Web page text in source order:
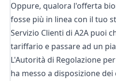
Oppure, qualora l'offerta
fosse più in linea con il tuo
Servizio Clienti di A2A puoi
tariffario e passare ad un
L'Autorità di Regolazione
ha messo a disposizione